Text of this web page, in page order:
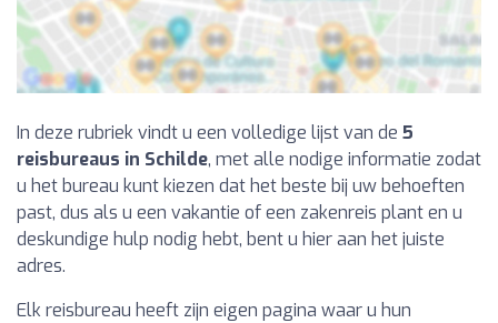
In deze rubriek vindt u een volledige lijst van de 5
reisbureaus in Schilde, met alle nodige informatie zodat
u het bureau kunt kiezen dat het beste bij uw behoeften
past, dus als u een vakantie of een zakenreis plant en u
deskundige hulp nodig hebt, bent u hier aan het juiste
adres.
Elk reisbureau heeft zijn eigen pagina waar u hun